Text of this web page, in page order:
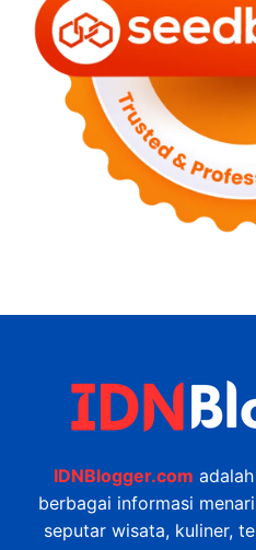
IDNBlogger.com
berbagai informasi
seputar wisata, kuliner,